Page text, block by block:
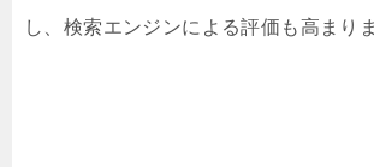
し、検索エンジンによる評価も高まり